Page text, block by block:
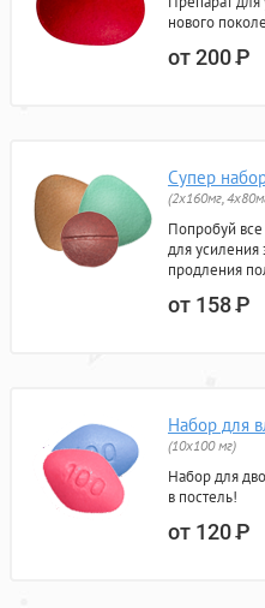
нового
от 200Р
Супер
(2х160мг,
Попробуй
для усиления
продления
от 158Р
Набор для
(10х100 мг)
Набор для
в постель!
от 120Р